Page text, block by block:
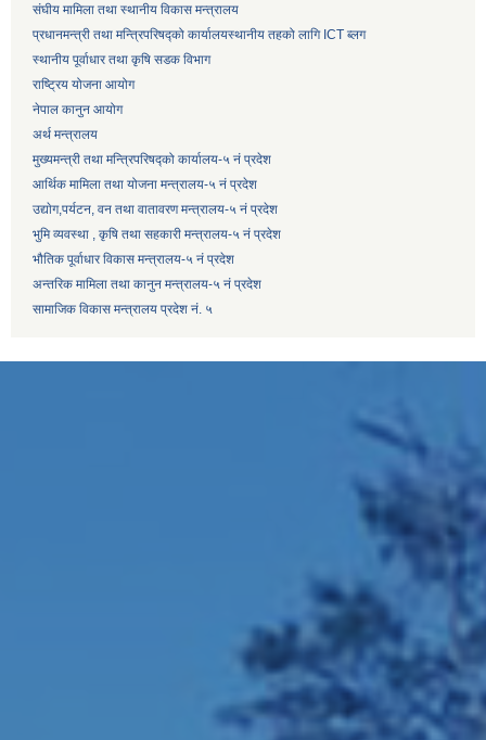
संघीय मामिला तथा स्थानीय विकास मन्त्रालय
प्रधानमन्त्री तथा मन्त्रिपरिषद्को कार्यालयस्थानीय तहको लागि ICT ब्लग
स्थानीय पूर्वाधार तथा कृषि सडक विभाग
राष्ट्रिय योजना आयोग
नेपाल कानुन आयोग
अर्थ मन्त्रालय
मुख्यमन्त्री तथा मन्त्रिपरिषद्को कार्यालय-५ नं प्रदेश
आर्थिक मामिला तथा योजना मन्त्रालय-५ नं प्रदेश
उद्याेग,पर्यटन, वन तथा वातावरण मन्त्रालय-५ नं प्रदेश
भुमि व्यवस्था , कृषि तथा सहकारी मन्त्रालय-५ नं प्रदेश
भौतिक पूर्वाधार विकास मन्त्रालय-५ नं प्रदेश
अन्तरिक मामिला तथा कानुन मन्त्रालय-५ नं प्रदेश
सामाजिक विकास मन्त्रालय प्रदेश नं. ५